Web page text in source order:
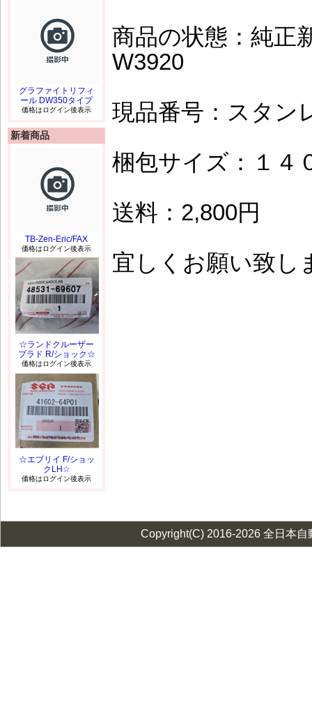
商品の状態：純正
W3920
現品番号：スタン
梱包サイズ：１４
送料：2,800円
宜しくお願い致し
グラファイトリフィ
ール DW350タイプ
価格はログイン後表示
新着商品
TB-Zen-Eric/FAX
価格はログイン後表示
☆ランドクルーザー
プラド R/ショック☆
価格はログイン後表示
☆エブリイ F/ショッ
クLH☆
価格はログイン後表示
Copyright(C) 2016-2026 全日本